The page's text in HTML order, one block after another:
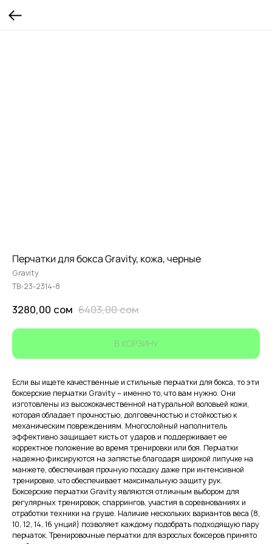
Перчатки для бокса Gravity, кожа, черные
Gravity
TB-23-2314-8
3280,00 сом 6403,00сом
В КОРЗИНУ
Если вы ищете качественные и стильные перчатки для бокса, то эти
боксерские перчатки Gravity – именно то, что вам нужно. Они
изготовлены из высококачественной натуральной воловьей кожи,
которая обладает прочностью, долговечностью и стойкостью к
механическим повреждениям. Многослойный наполнитель
эффективно защищает кисть от ударов и поддерживает ее
корректное положение во время тренировки или боя. Перчатки
надежно фиксируются на запястье благодаря широкой липучке на
манжете, обеспечивая прочную посадку даже при интенсивной
тренировке, что обеспечивает максимальную защиту рук.
Боксерские перчатки Gravity являются отличным выбором для
регулярных тренировок, спаррингов, участия в соревнованиях и
отработки техники на груше. Наличие нескольких вариантов веса (8,
10, 12, 14, 16 унций) позволяет каждому подобрать подходящую пару
перчаток. Тренировочные перчатки для взрослых боксеров принято